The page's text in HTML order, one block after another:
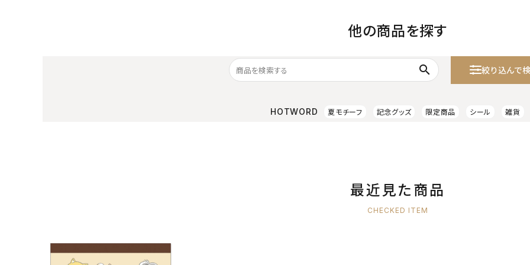
他の商品を探す
search 絞り込んで
HOTWORD 夏モチーフ 記念グッズ 限定商品 シール 雑貨
最近見た商品
CHECKED ITEM